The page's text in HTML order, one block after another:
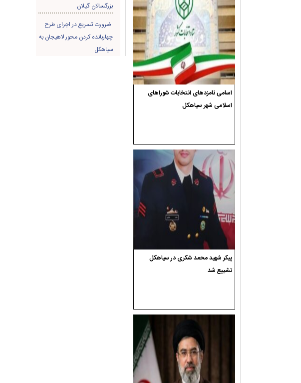
اسامی نامزدهای انتخابات شوراهای
اسلامی شهر سیاهکل
پیکر شهید محمد شکری در سیاهکل
تشییع شد
بزرگسالان گیلان
ضرورت تسریع در اجرای طرح
چهاربانده کردن محور لاهیجان به
سیاهکل